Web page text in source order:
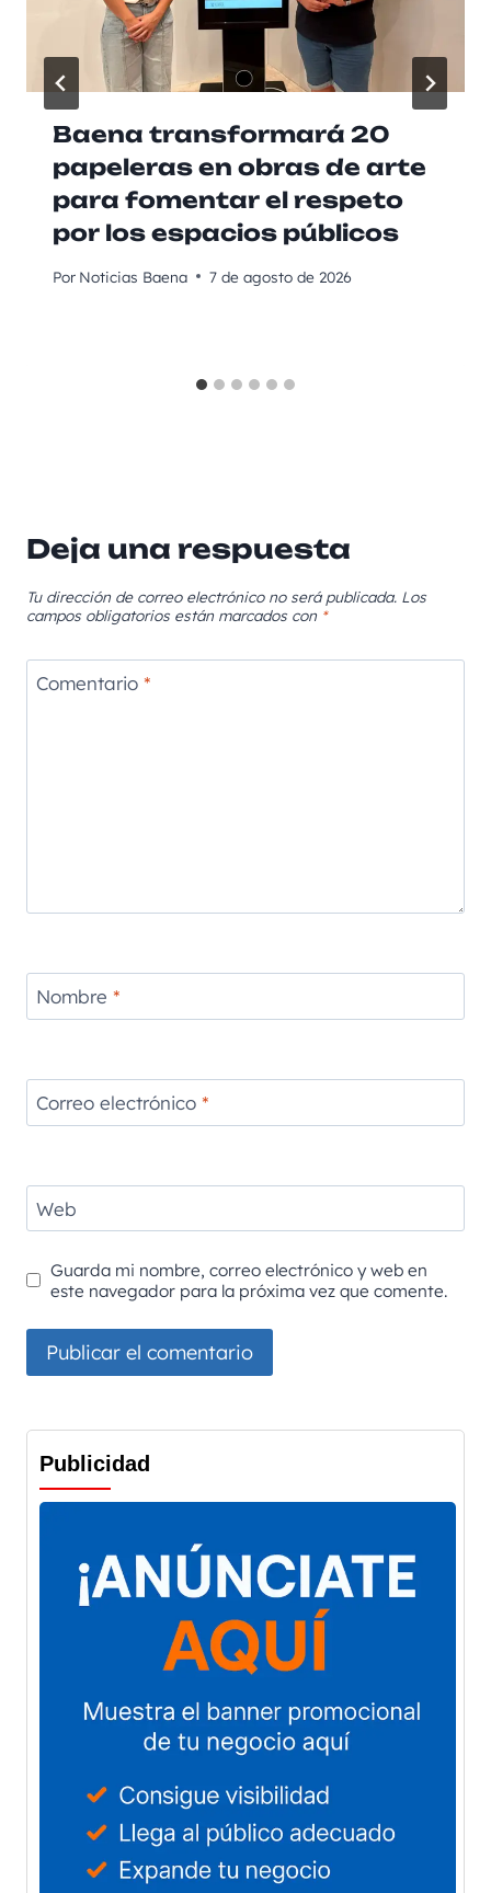
Baena transformará 20
papeleras en obras de arte
para fomentar el respeto
por los espacios públicos
Por Noticias Baena 7 de agosto de 2026
Deja una respuesta
Tu dirección de correo electrónico no será publicada. Los
campos obligatorios están marcados con *
Comentario *
Nombre *
Correo electrónico *
Web
Guarda mi nombre, correo electrónico y web en
este navegador para la próxima vez que comente.
Publicidad